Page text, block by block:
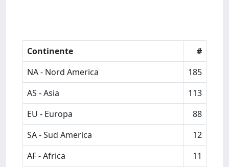
Continente
#
NA - Nord America
185
AS - Asia
113
EU - Europa
88
SA - Sud America
12
AF - Africa
11